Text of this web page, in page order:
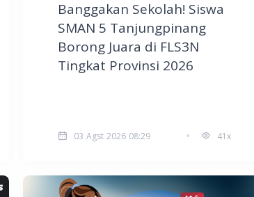
Banggakan Sekolah! Siswa
SMAN 5 Tanjungpinang
Borong Juara di FLS3N
Tingkat Provinsi 2026
03 Agst 2026 08:29 41x